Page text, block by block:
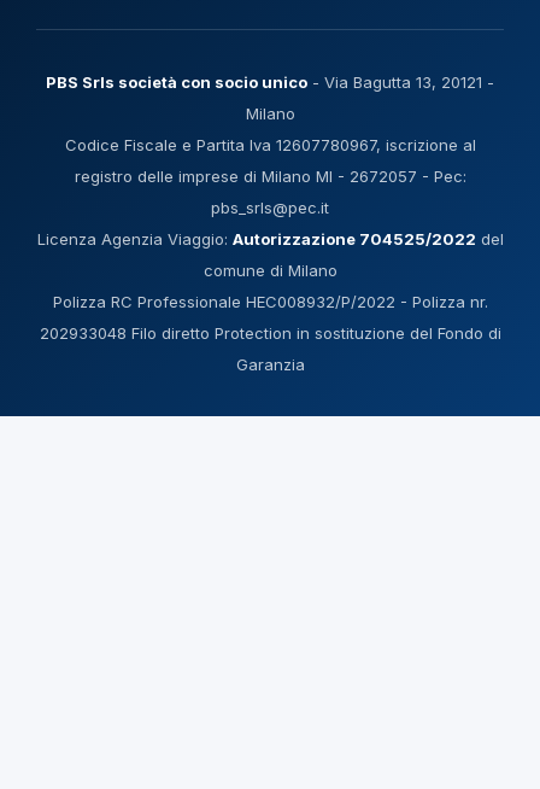
PBS Srls società con socio unico - Via Bagutta 13, 20121 -
Milano
Codice Fiscale e Partita Iva 12607780967, iscrizione al
registro delle imprese di Milano MI - 2672057 - Pec:
pbs_srls@pec.it
Licenza Agenzia Viaggio: Autorizzazione 704525/2022 del
comune di Milano
Polizza RC Professionale HEC008932/P/2022 - Polizza nr.
202933048 Filo diretto Protection in sostituzione del Fondo di
Garanzia